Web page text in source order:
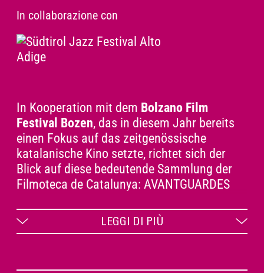
In collaborazione con
In Kooperation mit dem Bolzano Film
Festival Bozen, das in diesem Jahr bereits
einen Fokus auf das zeitgenössische
katalanische Kino setzte, richtet sich der
Blick auf diese bedeutende Sammlung der
Filmoteca de Catalunya: AVANTGUARDES
gesellschaftlichen Umbruch der
Zwischenkriegszeit zwischen Ende der 20er
LEGGI DI PIÙ